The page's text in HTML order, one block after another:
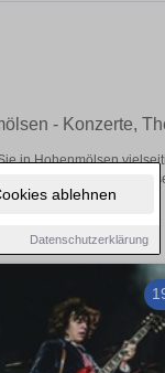
ablehnen
Datenschutzerklärung
- Konzerte,
in Hohenmölsen
in